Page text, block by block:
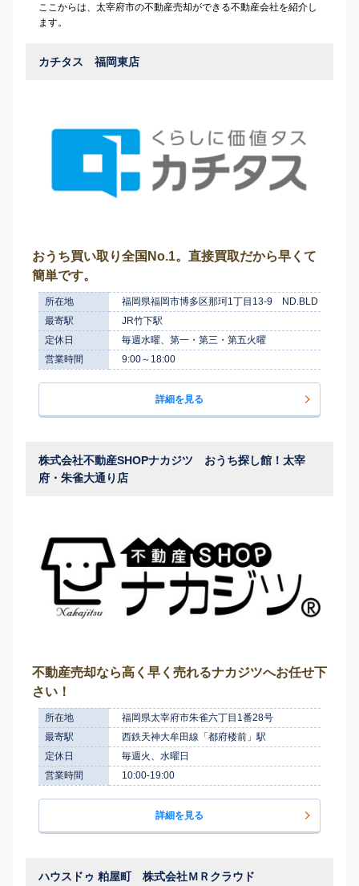
ここからは、太宰府市の不動産売却ができる不動産会社を紹介し
ます。
カチタス 福岡東店
おうち買い取り全国No.1。直接買取だから早くて
簡単です。
所在地
福岡県福岡市博多区那珂1丁目13-9 ND.BLD
最寄駅
JR竹下駅
定休日
毎週水曜、第一・第三・第五火曜
営業時間
9:00～18:00
詳細を見る
株式会社不動産SHOPナカジツ おうち探し館！太宰
府・朱雀大通り店
不動産売却なら高く早く売れるナカジツへお任せ下
さい！
所在地
福岡県太宰府市朱雀六丁目1番28号
最寄駅
西鉄天神大牟田線「都府楼前」駅
定休日
毎週火、水曜日
営業時間
10:00-19:00
詳細を見る
ハウスドゥ 粕屋町 株式会社ＭＲクラウド